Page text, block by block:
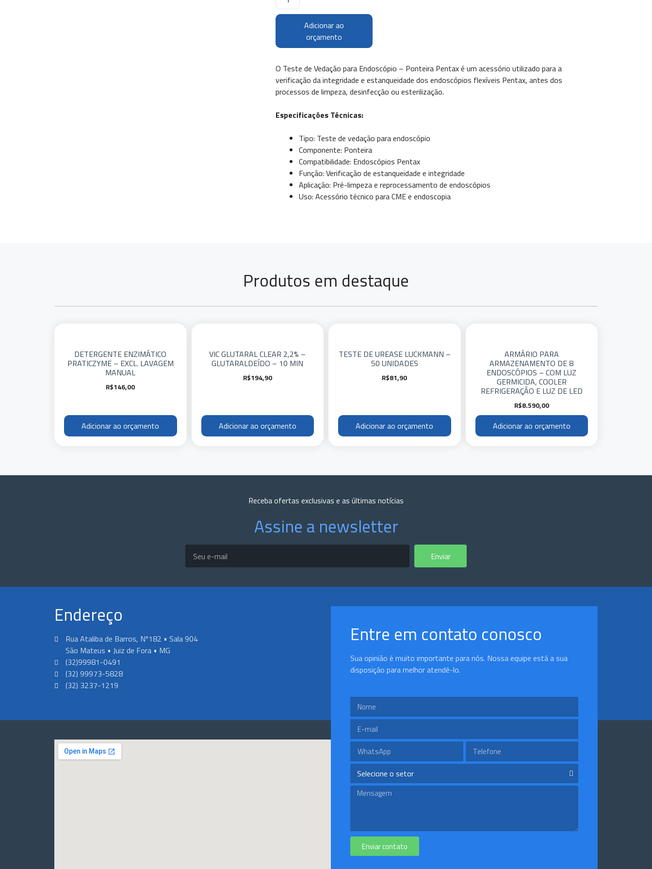
Adicionar ao
orçamento
O Teste de Vedação para Endoscópio – Ponteira Pentax é um acessório utilizado para a
verificação da integridade e estanqueidade dos endoscópios flexíveis Pentax, antes dos
processos de limpeza, desinfecção ou esterilização.
Especificações Técnicas:
Tipo: Teste de vedação para endoscópio
Componente: Ponteira
Compatibilidade: Endoscópios Pentax
Função: Verificação de estanqueidade e integridade
Aplicação: Pré-limpeza e reprocessamento de endoscópios
Uso: Acessório técnico para CME e endoscopia
Produtos em destaque
DETERGENTE ENZIMÁTICO
PRATICZYME – EXCL. LAVAGEM
MANUAL
R$146,00
Adicionar ao orçamento
VIC GLUTARAL CLEAR 2,2% –
GLUTARALDEÍDO – 10 MIN
R$194,90
Adicionar ao orçamento
TESTE DE UREASE LUCKMANN –
50 UNIDADES
R$81,90
Adicionar ao orçamento
ARMÁRIO PARA
ARMAZENAMENTO DE 8
ENDOSCÓPIOS – COM LUZ
GERMICIDA, COOLER
REFRIGERAÇÃO E LUZ DE LED
R$8.590,00
Adicionar ao orçamento
Receba ofertas exclusivas e as últimas notícias
Assine a newsletter
Enviar
Endereço
Rua Ataliba de Barros, Nº182 • Sala 904
São Mateus • Juiz de Fora • MG
(32)99981-0491
(32) 99973-5828
(32) 3237-1219
Entre em contato conosco
Sua opinião é muito importante para nós. Nossa equipe está a sua
disposição para melhor atendê-lo.
Enviar contato